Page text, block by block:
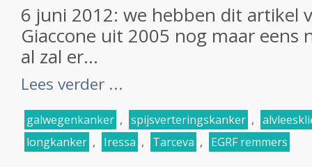
6 juni 2012: we hebben dit artikel
Giaccone uit 2005 nog maar eens
al zal er...
Lees verder ...
galwegenkanker , spijsverteringskanker ,
longkanker , Iressa , Tarceva , EGRF remmers